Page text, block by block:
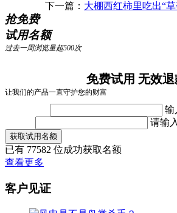
下一篇： 大棚西红柿里吃出“
抢免费
试用名额
过去一周浏览量超500次
免费试用 无效退
让我们的产品一直守护您的财富
输
请输
获取试用名额
已有 77582 位成功获取名额
查看更多
客户见证